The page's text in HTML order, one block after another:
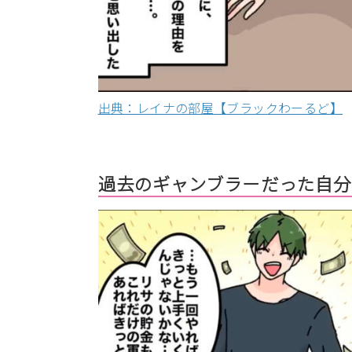
出典：レイナの部屋【ブラックわーるど】
過去のギャンブラーだった自